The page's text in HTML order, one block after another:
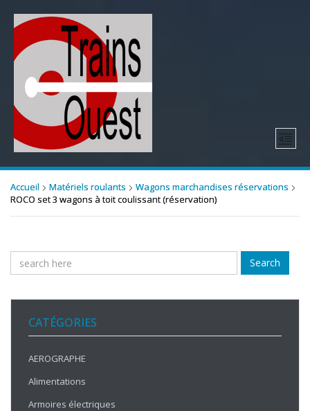
Accueil Matériels roulants
Wagons marchandises réservations
ROCO set 3 wagons à toit coulissant (réservation)
Search
CATÉGORIES
AEROGRAPHE
Alimentations
Armoires électriques